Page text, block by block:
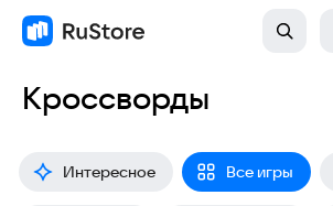
Кроссворды
Интересное Все игры